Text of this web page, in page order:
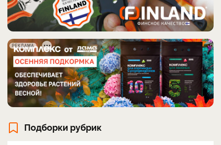
РЕКЛАМА
Подборки рубрик